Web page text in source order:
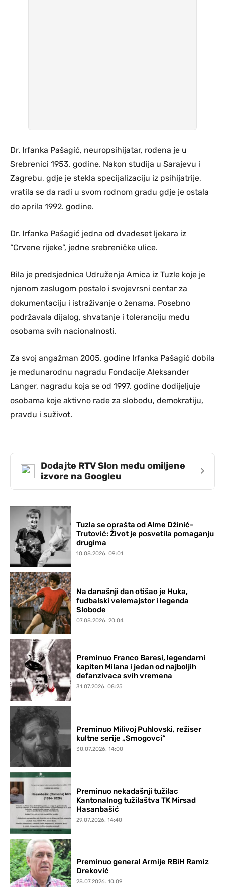
Dr. Irfanka Pašagić, neuropsihijatar, rođena je u
Srebrenici 1953. godine. Nakon studija u Sarajevu i
Zagrebu, gdje je stekla specijalizaciju iz psihijatrije,
vratila se da radi u svom rodnom gradu gdje je ostala
do aprila 1992. godine.
Dr. Irfanka Pašagić jedna od dvadeset ljekara iz
“Crvene rijeke”, jedne srebreničke ulice.
Bila je predsjednica Udruženja Amica iz Tuzle koje je
njenom zaslugom postalo i svojevrsni centar za
dokumentaciju i istraživanje o ženama. Posebno
podržavala dijalog, shvatanje i toleranciju među
osobama svih nacionalnosti.
Za svoj angažman 2005. godine Irfanka Pašagić dobila
je međunarodnu nagradu Fondacije Aleksander
Langer, nagradu koja se od 1997. godine dodijeljuje
osobama koje aktivno rade za slobodu, demokratiju,
pravdu i suživot.
Dodajte RTV Slon među omiljene
izvore na Googleu
›
Tuzla se oprašta od Alme Džinić-
Trutović: Život je posvetila pomaganju
drugima
10.08.2026. 09:01
Na današnji dan otišao je Huka,
fudbalski velemajstor i legenda
Slobode
07.08.2026. 20:04
Preminuo Franco Baresi, legendarni
kapiten Milana i jedan od najboljih
defanzivaca svih vremena
31.07.2026. 08:25
Preminuo Milivoj Puhlovski, režiser
kultne serije „Smogovci“
30.07.2026. 14:00
Preminuo nekadašnji tužilac
Kantonalnog tužilaštva TK Mirsad
Hasanbašić
29.07.2026. 14:40
Preminuo general Armije RBiH Ramiz
Dreković
28.07.2026. 10:09